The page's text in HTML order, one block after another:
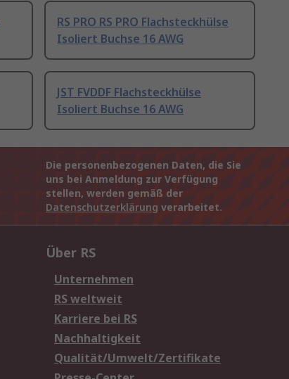
RS PRO RS PRO Flachsteckhülse
Isoliert Buchse 16 AWG
JST FVDDF Flachsteckhülse
Isoliert Buchse 16 AWG
Die personenbezogenen Daten, die Sie
uns bei Anmeldung zur Verfügung
stellen, werden gemäß der
Datenschutzerklärung verarbeitet.
Über RS
Unternehmen
RS weltweit
Karriere bei RS
Nachhaltigkeit
Qualität/Umwelt/Zertifikate